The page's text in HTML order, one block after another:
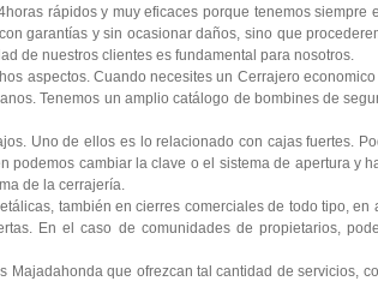
rápidos y muy eficaces porque tenemos siempre
garantías y sin ocasionar daños, sino que
de nuestros clientes es fundamental para nosotros.
aspectos. Cuando necesites un Cerrajero
Tenemos un amplio catálogo de bombines de
Uno de ellos es lo relacionado con cajas fuertes.
podemos cambiar la clave o el sistema de apertura y
de la cerrajería.
también en cierres comerciales de todo tipo,
En el caso de comunidades de propietarios,
Majadahonda que ofrezcan tal cantidad de servicios,